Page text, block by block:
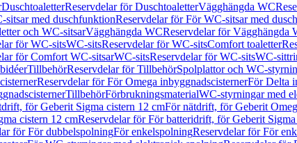
DuschtoaletterReservdelar för DuschtoaletterVägghängda WC
sitsar med duschfunktionReservdelar för För WC-sitsar med
och WC-sitsarVägghängda WCReservdelar för Vägghängda
för WC-sitsWC-sitsReservdelar för WC-sitsComfort toaletter
för Comfort WC-sitsarWC-sitsReservdelar för WC-sitsWC-
TillbehörReservdelar för TillbehörSpolplattor och WC-
Reservdelar för För Omega inbyggnadscisternerFör Delta
TillbehörFörbrukningsmaterialWC-styrningar med
för Geberit Sigma cistern 12 cmFör nätdrift, för Geberit
cistern 12 cmReservdelar för För batteridrift, för Geberit
för För dubbelspolningFör enkelspolningReservdelar för För